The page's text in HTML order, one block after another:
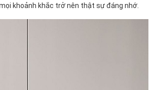
khoảnh khắc trở nên thật sự đáng nhớ.